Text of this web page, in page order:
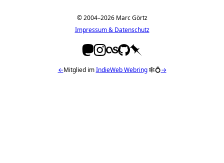
© 2004–2026 Marc Görtz
Impressum & Datenschutz
←Mitglied imIndieWeb Webring🕸💍→